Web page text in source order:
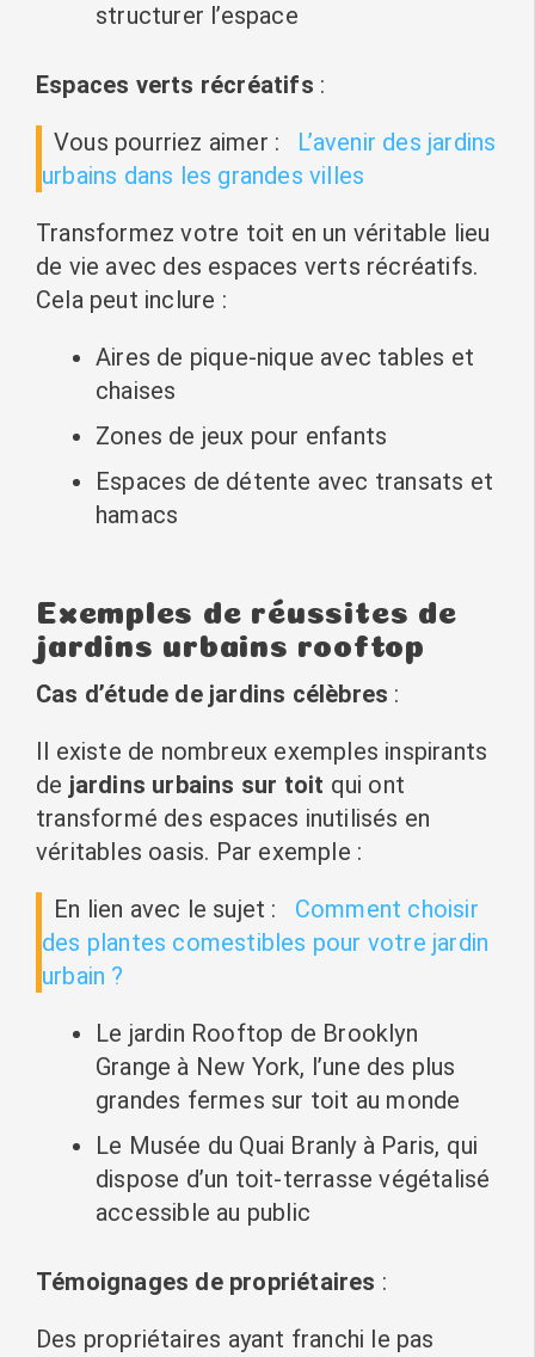
structurer l’espace
Espaces verts récréatifs :
Vous pourriez aimer :
L’avenir des jardins
urbains dans les grandes villes
Transformez votre toit en un véritable lieu
de vie avec des espaces verts récréatifs.
Cela peut inclure :
Aires de pique-nique avec tables et
chaises
Zones de jeux pour enfants
Espaces de détente avec transats et
hamacs
Exemples de réussites de
jardins urbains rooftop
Cas d’étude de jardins célèbres :
Il existe de nombreux exemples inspirants
de jardins urbains sur toit qui ont
transformé des espaces inutilisés en
véritables oasis. Par exemple :
En lien avec le sujet :
Comment choisir
des plantes comestibles pour votre jardin
urbain ?
Le jardin Rooftop de Brooklyn
Grange à New York, l’une des plus
grandes fermes sur toit au monde
Le Musée du Quai Branly à Paris, qui
dispose d’un toit-terrasse végétalisé
accessible au public
Témoignages de propriétaires :
Des propriétaires ayant franchi le pas